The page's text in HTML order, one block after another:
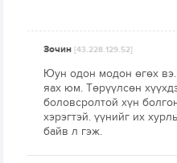
Зочин[43.228.129.52]
Юун одон модон өгөх
яах юм. Төрүүлсөн
боловсролтой хүн
хэрэгтэй. үүнийг их
байв л гэж.